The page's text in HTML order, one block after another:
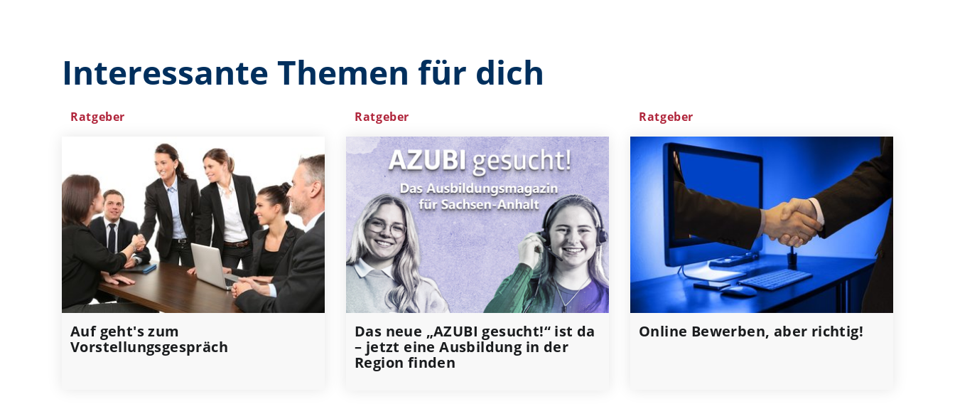
Interessante Themen für dich
Ratgeber
Auf geht's zum
Vorstellungsgespräch
Ratgeber
Das neue „AZUBI gesucht!“ ist da
– jetzt eine Ausbildung in der
Region finden
Ratgeber
Online Bewerben, aber richtig!